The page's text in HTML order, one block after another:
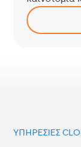
ΥΠΗΡΕΣΊΕΣ